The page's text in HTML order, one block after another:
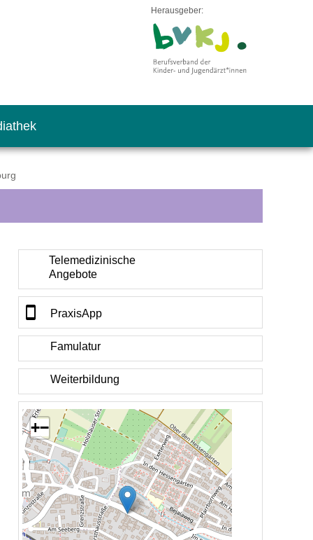
Herausgeber:
Telemedizinische
Angebote
PraxisApp
Famulatur
Weiterbildung
+−